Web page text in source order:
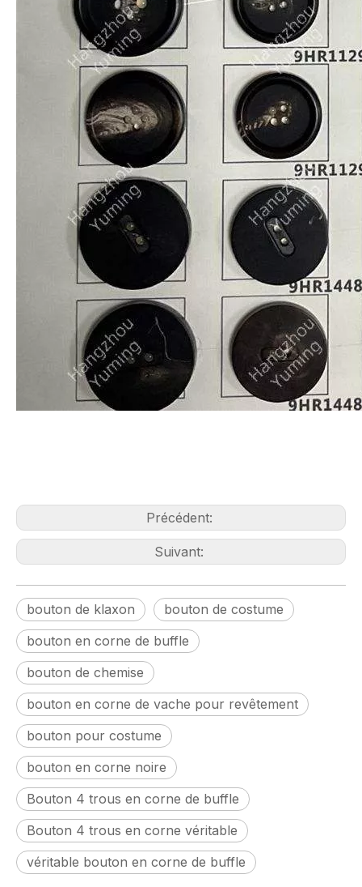
Précédent:
Suivant:
bouton de klaxon
bouton de costume
bouton en corne de buffle
bouton de chemise
bouton en corne de vache pour revêtement
bouton pour costume
bouton en corne noire
Bouton 4 trous en corne de buffle
Bouton 4 trous en corne véritable
véritable bouton en corne de buffle